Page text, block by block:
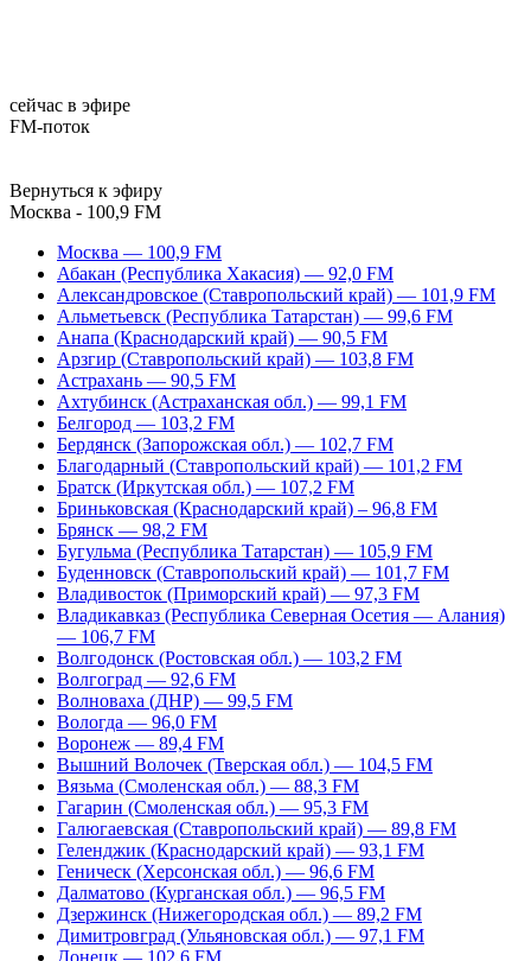
сейчас в эфире
FM-поток
Вернуться к эфиру
Москва - 100,9 FM
Москва — 100,9 FM
Абакан (Республика Хакасия) — 92,0 FM
Александровское (Ставропольский край) — 101,9 FM
Альметьевск (Республика Татарстан) — 99,6 FM
Анапа (Краснодарский край) — 90,5 FM
Арзгир (Ставропольский край) — 103,8 FM
Астрахань — 90,5 FM
Ахтубинск (Астраханская обл.) — 99,1 FM
Белгород — 103,2 FM
Бердянск (Запорожская обл.) — 102,7 FM
Благодарный (Ставропольский край) — 101,2 FM
Братск (Иркутская обл.) — 107,2 FM
Бриньковская (Краснодарский край) – 96,8 FM
Брянск — 98,2 FM
Бугульма (Республика Татарстан) — 105,9 FM
Буденновск (Ставропольский край) — 101,7 FM
Владивосток (Приморский край) — 97,3 FM
Владикавказ (Республика Северная Осетия — Алания)
— 106,7 FM
Волгодонск (Ростовская обл.) — 103,2 FM
Волгоград — 92,6 FM
Волноваха (ДНР) — 99,5 FM
Вологда — 96,0 FM
Воронеж — 89,4 FM
Вышний Волочек (Тверская обл.) — 104,5 FM
Вязьма (Смоленская обл.) — 88,3 FM
Гагарин (Смоленская обл.) — 95,3 FM
Галюгаевская (Ставропольский край) — 89,8 FM
Геленджик (Краснодарский край) — 93,1 FM
Геническ (Херсонская обл.) — 96,6 FM
Далматово (Курганская обл.) — 96,5 FM
Дзержинск (Нижегородская обл.) — 89,2 FM
Димитровград (Ульяновская обл.) — 97,1 FM
Донецк — 102,6 FM